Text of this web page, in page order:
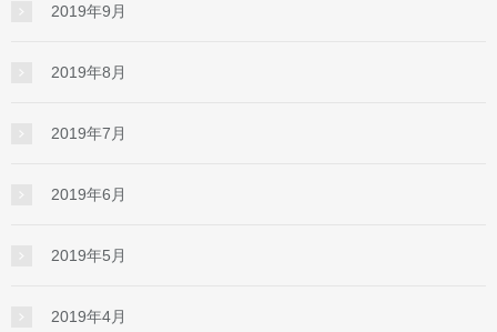
2019年9月
2019年8月
2019年7月
2019年6月
2019年5月
2019年4月